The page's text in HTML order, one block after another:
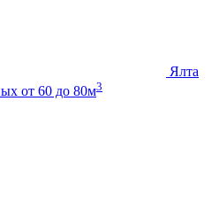
Ялта
от 60 до 80м3